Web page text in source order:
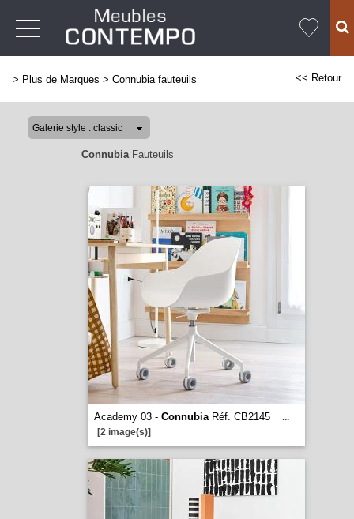
> Plus de Marques > Connubia fauteuils << Retour
ConnubiaFauteuils
Academy 03 - ConnubiaRéf. CB2145
...
[2 image(s)]